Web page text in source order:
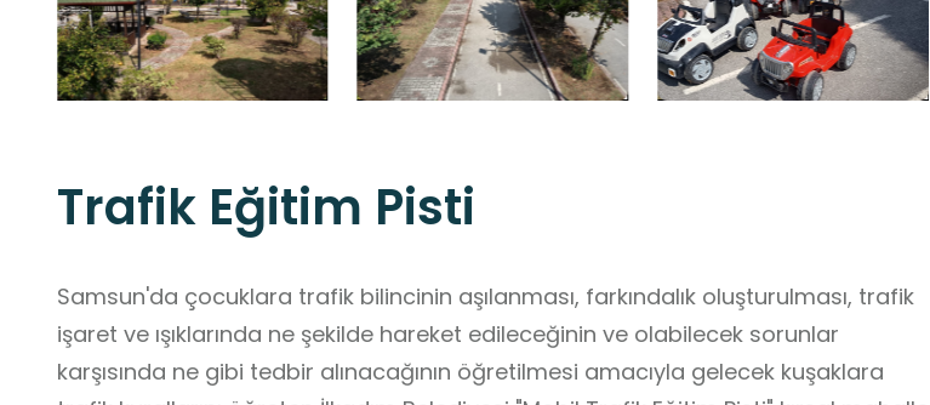
Trafik Eğitim Pisti
Samsun'da çocuklara trafik bilincinin aşılanması, farkındalık oluşturulması, trafik
işaret ve ışıklarında ne şekilde hareket edileceğinin ve olabilecek sorunlar
karşısında ne gibi tedbir alınacağının öğretilmesi amacıyla gelecek kuşaklara